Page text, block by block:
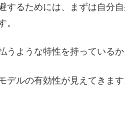
するためには、まずは自分
。
ような特性を持っているか
ルの有効性が見えてきます